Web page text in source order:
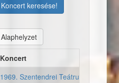
Koncert keresése!
Alaphelyzet
Koncert
1969. Szentendrei Teátrum - Első